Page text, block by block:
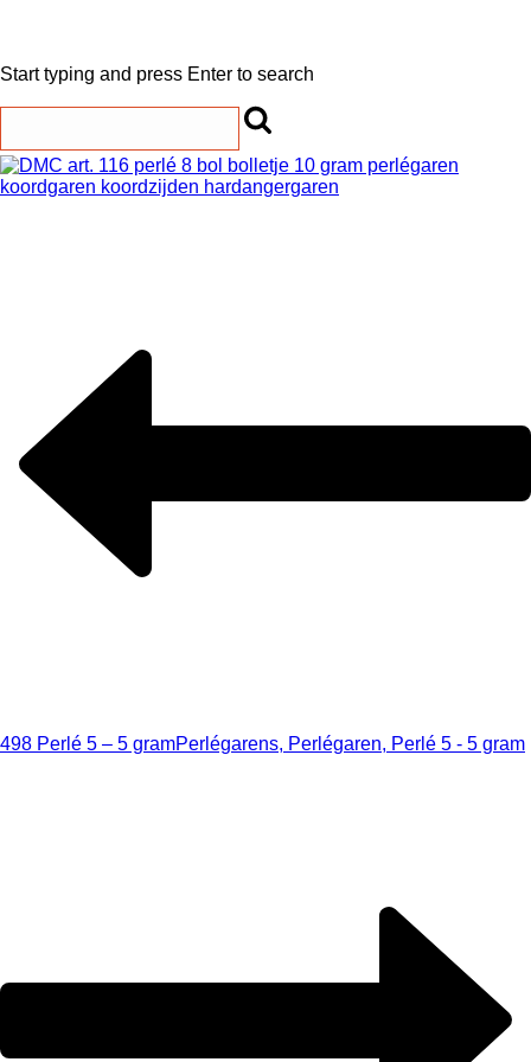
Start typing and press Enter to search
498 Perlé 5 – 5 gramPerlégarens, Perlégaren, Perlé 5 - 5 gram